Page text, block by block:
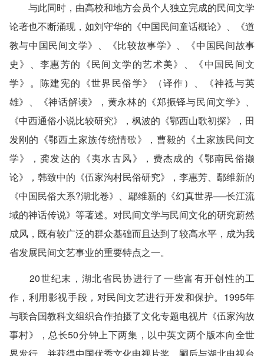
与此同时，由高校和地方会员个人独立完成的民间文学
论著也不断涌现，如刘守华的《中国民间童话概论》、《道
教与中国民间文学》、《比较故事学》、《中国民间故事
史》、李惠芳的《民间文学的艺术美》、《中国民间文
学》。陈建宪的《世界民俗学》（译作）、《神祗与英
雄》、《神话解读》，黄永林的《郑振铎与民间文学》、
《中西通俗小说比较研究》，枫波的《鄂西山歌初探》，田
发刚的《鄂西土家族传统情歌》，曹毅的《土家族民间文
学》，龚发达的《夷水古风》，费杰成的《鄂南民俗撷
论》，韩致中的《伍家沟村民俗研究》，李惠芳、鄢维新的
《中国民俗大系?湖北卷》、鄢维新的《幻真世界──长江流
域的神话传说》等著述。对民间文学与民间文化的研究蔚然
成风，既有较广泛的群众基础而且达到了较高水平，成为我
省发展民间文艺事业的重要特点之一。
20世纪末，湖北省民协进行了一些富有开创性的工
作，利用影视手段，对民间文艺进行开发和保护。1995年
与联合国教科文组织合作拍摄了文化专题电视片《伍家沟故
事村》，总长50分钟上下两集，以中英文两个版本向全世